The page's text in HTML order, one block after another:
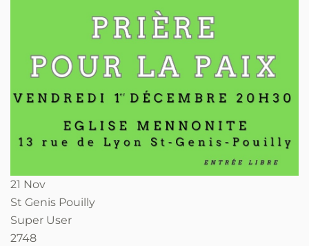
21 Nov
St Genis Pouilly
Super User
2748